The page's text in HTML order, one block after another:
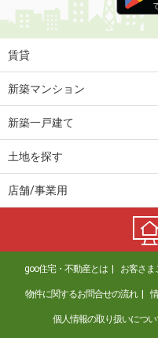
賃貸
新築マンション
新築一戸建て
土地を探す
店舗/事業用
goo住宅・不動産とは お客さま
物件に関するお問合せの流れ
個人情報の取り扱いにつ